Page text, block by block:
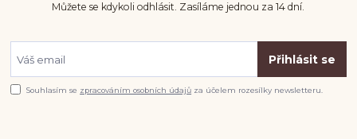
Můžete se kdykoli odhlásit. Zasíláme jednou za 14 dní.
Přihlásit se
Souhlasím se zpracováním osobních údajů za účelem rozesílky newsletteru.